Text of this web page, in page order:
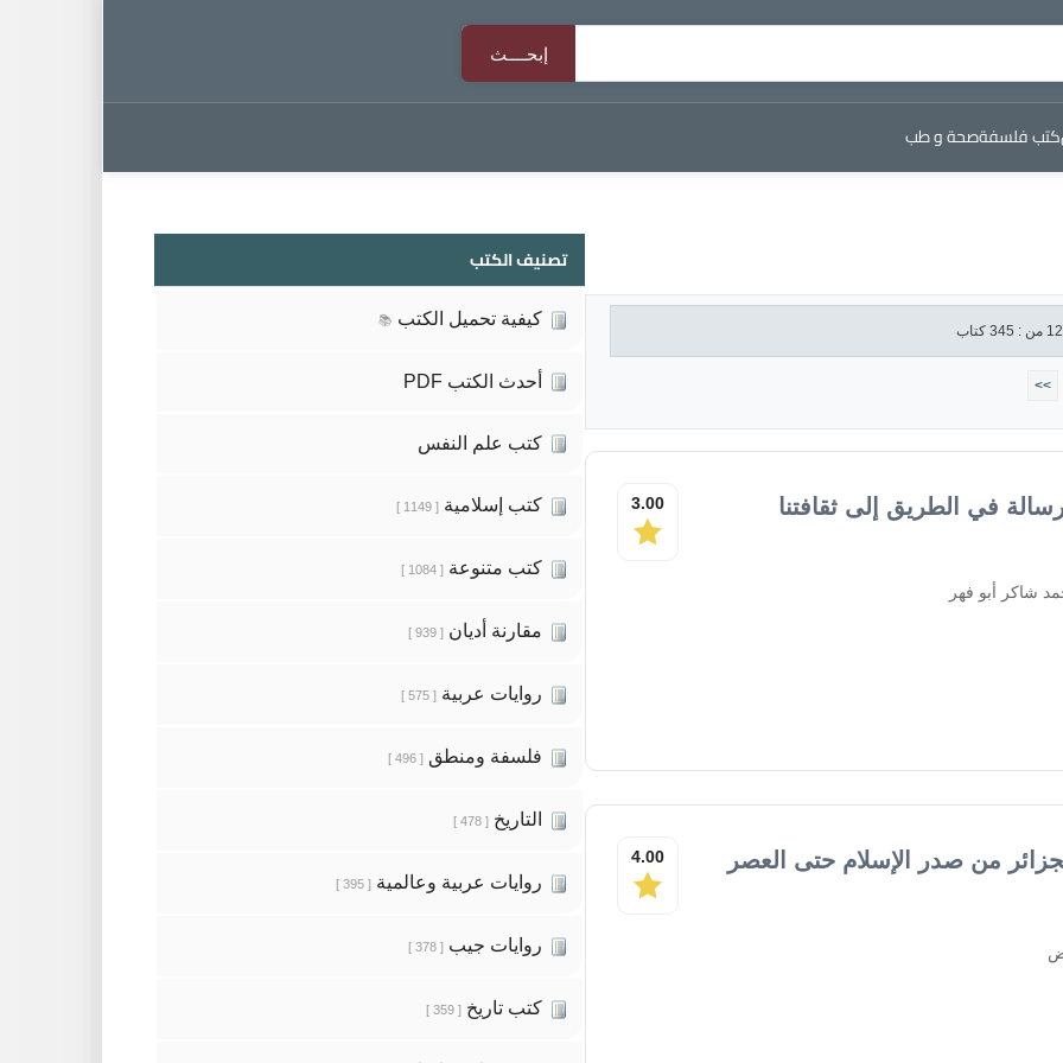
كتب فلسفةصحة و طب
>>
3.00 في الطريق إلى ثقافتنا
شاكر أبو فهر
4.00 من صدر الإسلام حتى العصر
تصنيف الكتب
كيفية تحميل الكتب 📚
أحدث الكتب PDF
كتب علم النفس
كتب إسلامية [ 1149 ]
كتب متنوعة [ 1084 ]
مقارنة أديان [ 939 ]
روايات عربية [ 575 ]
فلسفة ومنطق [ 496 ]
التاريخ [ 478 ]
روايات عربية وعالمية [ 395 ]
روايات جيب [ 378 ]
كتب تاريخ [ 359 ]